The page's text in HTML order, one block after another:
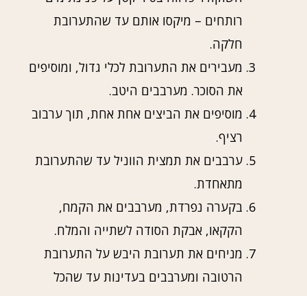
רותחים – מיקסו אותם עד שהתערובת
חלקה.
מעבירים את התערובת לכלי גדול, ומוסיפים
את הסוכר. מערבבים היטב.
מוסיפים את הביצים אחת אחת, תוך ערבוב
רציף.
ערבבים את תמצית הווניל עד שהתערובת
מתאחדת.
בקערה נפרדת, מערבבים את הקמח,
הקקאו, אבקת הסודה לשתייה והמלח.
מניחים את תערובת היבש על התערובת
הרטובה ומערבבים בעדינות עד שהכל